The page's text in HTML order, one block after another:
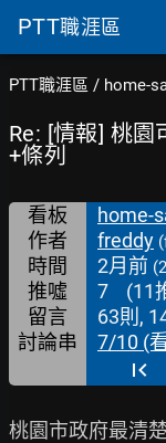
PTT職涯區
PTT職涯區 / home-
Re: [情報] 桃園
+條列
看板 home-
作者 freddy
時間 2月前
推噓 7 (11
留言
63則,
討論串 7/10 (
桃園市政府最清